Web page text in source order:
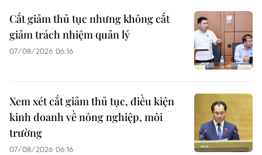
Cắt giảm thủ tục nhưng không cắt
giảm trách nhiệm quản lý
07/08/2026 06:16
Xem xét cắt giảm thủ tục, điều kiện
kinh doanh về nông nghiệp, môi
trường
07/08/2026 06:16